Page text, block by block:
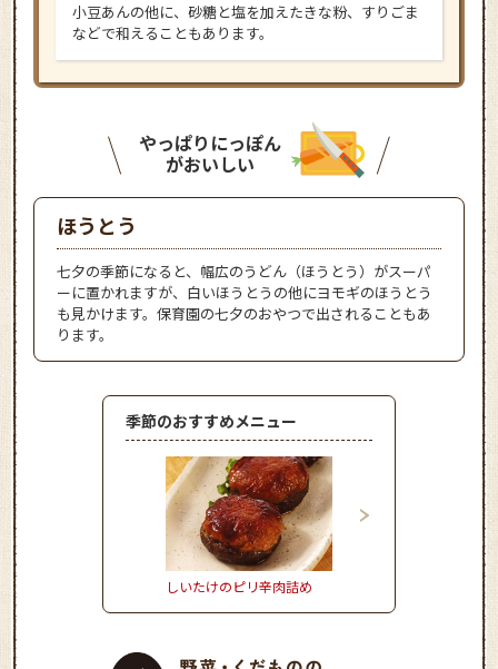
小豆あんの他に、砂糖と塩を加えたきな粉、すりごま
などで和えることもあります。
やっぱりにっぽん
がおいしい
ほうとう
七夕の季節になると、幅広のうどん（ほうとう）がスーパ
ーに置かれますが、白いほうとうの他にヨモギのほうとう
も見かけます。保育園の七夕のおやつで出されることもあ
ります。
季節のおすすめメニュー
しいたけのピリ辛肉詰め おからのモチモチドー